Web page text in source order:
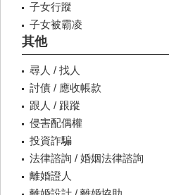
子女行蹤
子女被霸凌
其他
尋人 / 找人
討債 / 應收帳款
跟人 / 跟蹤
侵害配偶權
投資詐騙
法律諮詢 / 婚姻法律諮詢
離婚證人